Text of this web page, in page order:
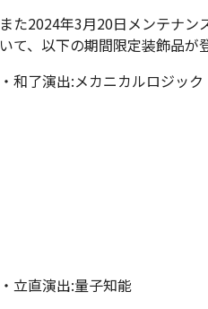
また2024年3月20日メンテナ
いて、以下の期間限定装飾品が
・和了演出:メカニカルロジック
・立直演出:量子知能